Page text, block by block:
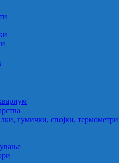
гумички, спојки,